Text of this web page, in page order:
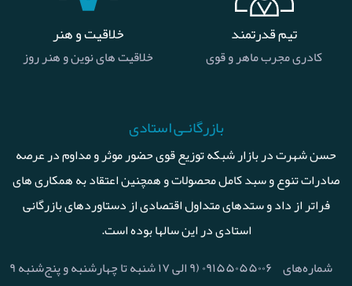
تیم قدرتمند
کادری مجرب ماهر و قوی
خلاقیت و هنر
خلاقیت های نوین و هنر روز
بازرگانـی استادی
حسن شهرت در بازار شبکه توزیع قوی حضور موثر و مداوم در عرصه
صادرات تنوع و سبد کامل محصولات و همچنین اعتقاد به همکاری های
فراتر از داد و ستدهای متداول اقتصادی از دستاوردهای بازرگانی
استادی در این سالها بوده است.
شماره‌های
۰۹۱۵۵۰۵۵۰۰۶ (۹ الی ۱۷ شنبه تا چهارشنبه و پنج‌شنبه ۹